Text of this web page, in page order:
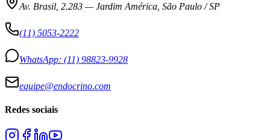
Av. Brasil, 2.283 —Jardim América, São Paulo / SP
(11) 5053-2222
WhatsApp: (11) 98823-9928
equipe@endocrino.com
Redes sociais